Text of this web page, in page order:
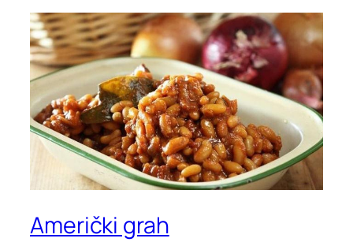
Američki grah